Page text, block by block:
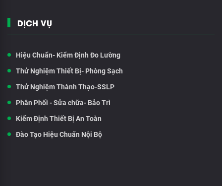
DỊCH VỤ
Hiệu Chuẩn- Kiểm Định Đo Lường
Thử Nghiệm Thiết Bị- Phòng Sạch
Thử Nghiệm Thành Thạo-SSLP
Phân Phối - Sửa chữa- Bảo Trì
Kiểm Định Thiết Bị An Toàn
Đào Tạo Hiệu Chuẩn Nội Bộ